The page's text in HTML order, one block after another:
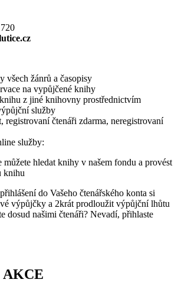
všech žánrů a časopisy
na vypůjčené knihy
z jiné knihovny prostřednictvím
služby
registrovaní čtenáři zdarma, neregistrovaní
služby:
můžete hledat knihy v našem fondu a provést
knihu
do Vašeho čtenářského konta si
výpůjčky a 2krát prodloužit výpůjční lhůtu
dosud našimi čtenáři? Nevadí, přihlaste
AKCE